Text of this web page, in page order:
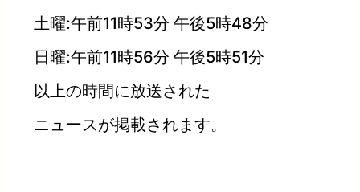
土曜:午前11時53分 午後5時48分
日曜:午前11時56分 午後5時51分
以上の時間に放送された
ニュースが掲載されます。